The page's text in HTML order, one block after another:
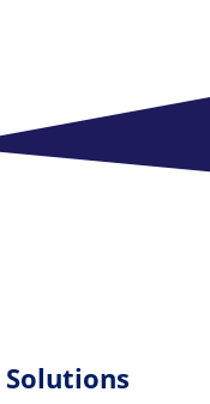
Solutions